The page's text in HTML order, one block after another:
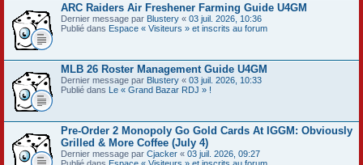
ARC Raiders Air Freshener Farming Guide U4GM
Dernier message par Blustery « 03 juil. 2026, 10:36
Publié dans Espace « Visiteurs » et inscrits au forum
MLB 26 Roster Management Guide U4GM
Dernier message par Blustery « 03 juil. 2026, 10:33
Publié dans Le « Grand Bazar RDJ » !
Pre-Order 2 Monopoly Go Gold Cards At IGGM: Obviously
Grilled & More Coffee (July 4)
Dernier message par Cjacker « 03 juil. 2026, 09:27
Publié dans Espace « Visiteurs » et inscrits au forum